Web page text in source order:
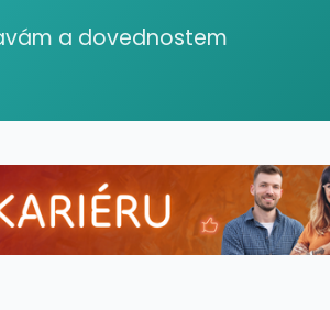
a dovednostem